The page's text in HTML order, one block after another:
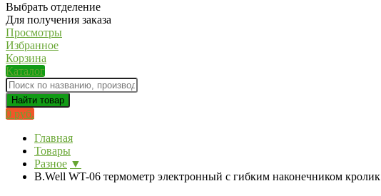
Выбрать отделение
Для получения заказа
Просмотры
Избранное
Корзина
Каталог
Найти товар
0 руб.
Главная
Товары
Разное ▼
B.Well WT-06 термометр электронный с гибким наконечником кролик